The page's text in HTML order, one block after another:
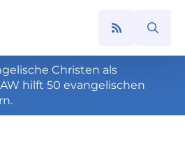
Search
Christen als
hilft 50 evangelischen